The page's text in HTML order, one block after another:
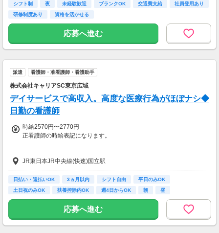
シフト制 夜 未経験歓迎 ブランクOK 交通費支給
社員登用あり
研修制度あり
資格を活かせる
応募へ進む
派遣 看護師・准看護師・看護助手
株式会社キャリアSC東京広域
デイサービスで高収入。高度な医療行為がほぼナシ◆
日勤の看護師
時給2570円〜2770円
正看護師の時給表記になります。
◆准看護師：時給2470円～
◆資格者の方、優遇あり
お持ちの資格や、経験にあわせて待遇UP！
急な出費があっても安心◎
◆別途、残業代支給（時給25％UP）
JR東日本JR中央線(快速)国立駅
日払い・週払いOK 3ヵ月以内 シフト自由
平日のみOK
土日祝のみOK
扶養控除内OK 週4日からOK 朝 昼
応募へ進む